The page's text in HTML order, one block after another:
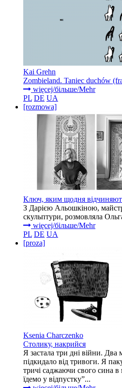
Kai Grehn
Zombieland. Taniec duchów
więcej/більше/Mehr
PL DE UA
[rozmowa]
Ключ, яким щодня
З Дарією Альошкіною,
скульптури, розмовляла
więcej/більше/Mehr
PL DE UA
[proza]
Ksenia Charczenko
Столику, накрийся
Я застала три дні війни. Два
підкидало від тривоги. Я
тричі саджаючи свого сина
їдемо у відпустку”...